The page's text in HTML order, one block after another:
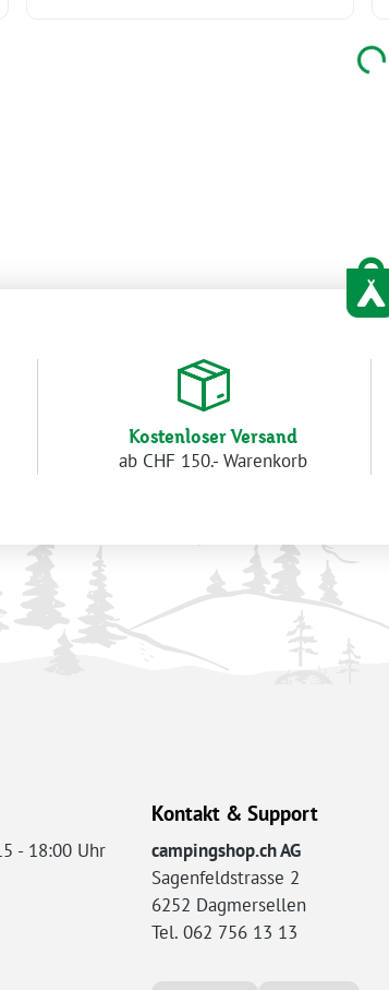
Loading...
Kostenloser Versand
ab CHF 150.- Warenkorb
- 18:00 Uhr
Kontakt & Support
campingshop.ch AG
Sagenfeldstrasse 2
6252 Dagmersellen
Tel. 062 756 13 13